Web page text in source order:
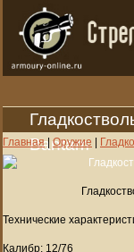
Bantam
Главная|Оружие |
Технические
Калибр: 12/76